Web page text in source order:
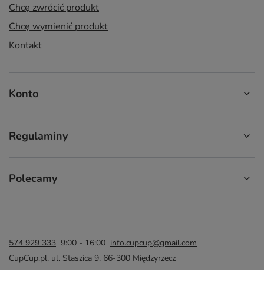
Chcę zwrócić produkt
Chcę wymienić produkt
Kontakt
Konto
Regulaminy
Polecamy
574 929 333 9:00 - 16:00 info.cupcup@gmail.com
CupCup.pl, ul. Staszica 9, 66-300 Międzyrzecz